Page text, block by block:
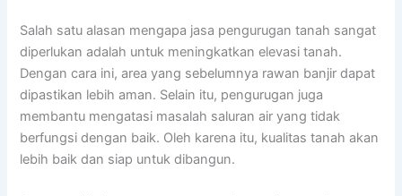
Salah satu alasan mengapa jasa pengurugan tanah sangat
diperlukan adalah untuk meningkatkan elevasi tanah.
Dengan cara ini, area yang sebelumnya rawan banjir dapat
dipastikan lebih aman. Selain itu, pengurugan juga
membantu mengatasi masalah saluran air yang tidak
berfungsi dengan baik. Oleh karena itu, kualitas tanah akan
lebih baik dan siap untuk dibangun.